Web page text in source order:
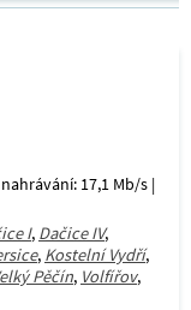
17,1 Mb/s |
I, Dačice IV,
, Kostelní Vydří,
Pěčín, Volfířov,